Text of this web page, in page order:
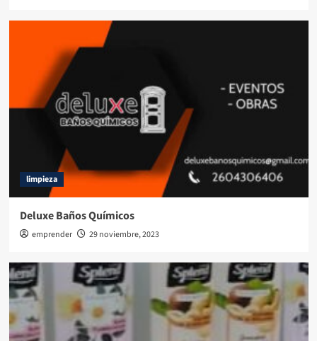
limpieza
Deluxe Baños Químicos
emprender 29 noviembre, 2023